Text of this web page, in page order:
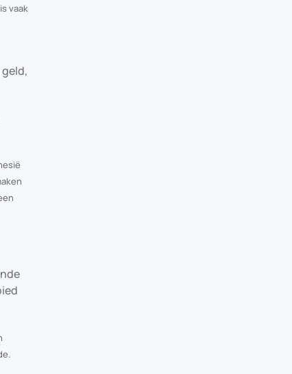
vaak